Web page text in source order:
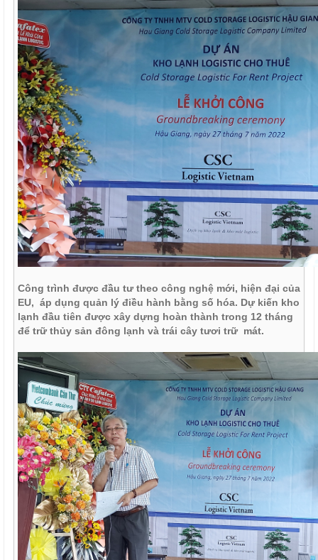
Công trình được đầu tư theo công nghệ mới, hiện đại của
EU, áp dụng quản lý điều hành bằng số hóa. Dự kiến kho
lạnh đầu tiên được xây dựng hoàn thành trong 12 tháng
để trữ thủy sản đông lạnh và trái cây tươi trữ mát.